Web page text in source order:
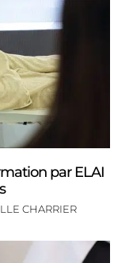
par ELAI
CHARRIER